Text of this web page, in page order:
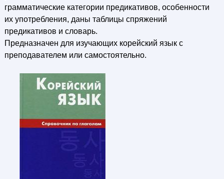
грамматические категории предикативов, особенности
их употребления, даны таблицы спряжений
предикативов и словарь.
Предназначен для изучающих корейский язык с
преподавателем или самостоятельно.